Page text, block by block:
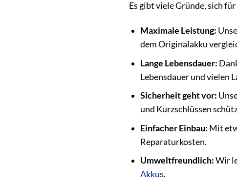
Es gibt viele Gründe, sich
Maximale Leistung:
dem Originalakku
Lange Lebensdauer:
Lebensdauer und vielen
Sicherheit geht vor:
und Kurzschlüssen
Einfacher Einbau: Mit
Reparaturkosten.
Umweltfreundlich:Wir
Akkus.